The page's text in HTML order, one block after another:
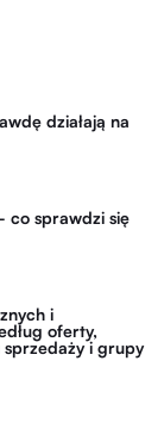
działają na
co sprawdzi się
i
oferty,
i grupy